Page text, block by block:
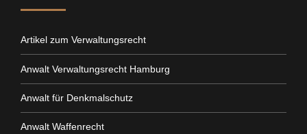
Artikel zum Verwaltungsrecht
Anwalt Verwaltungsrecht Hamburg
Anwalt für Denkmalschutz
Anwalt Waffenrecht